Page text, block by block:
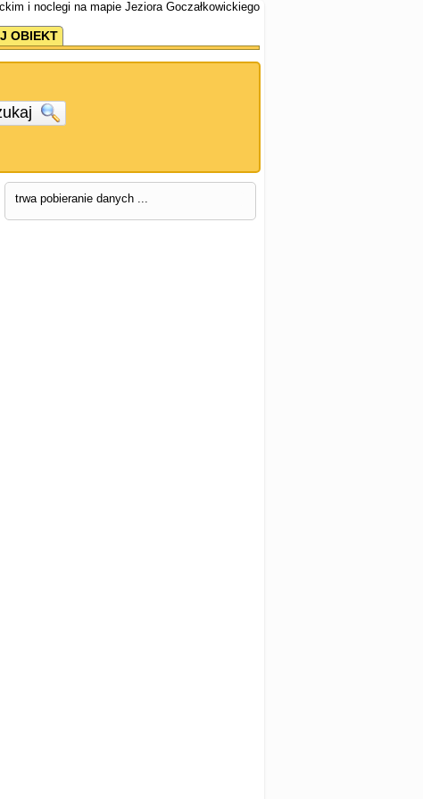
i noclegi na mapie Jeziora Goczałkowickiego
OBIEKT
trwa pobieranie danych ...